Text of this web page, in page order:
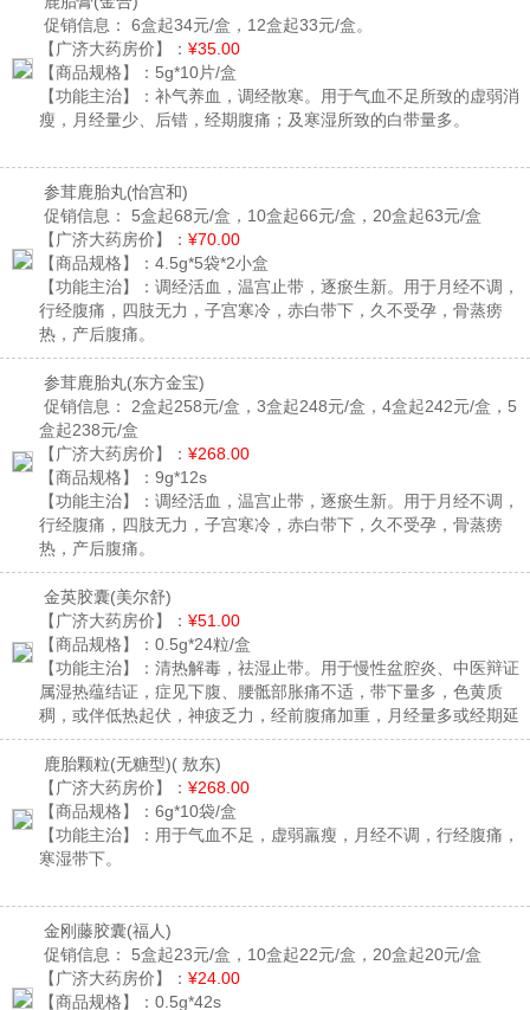
促销信息：
6盒起34元/盒，12盒起33元/盒。
【广济大药房价】： ¥35.00
【商品规格】： 5g*10片/盒
【功能主治】： 补气养血，调经散寒。用于气血不足所致的虚弱消
瘦，月经量少、后错，经期腹痛；及寒湿所致的白带量多。
参茸鹿胎丸(怡宫和)
促销信息：
5盒起68元/盒，10盒起66元/盒，20盒起63元/盒
【广济大药房价】： ¥70.00
【商品规格】： 4.5g*5袋*2小盒
【功能主治】： 调经活血，温宫止带，逐瘀生新。用于月经不调，
行经腹痛，四肢无力，子宫寒冷，赤白带下，久不受孕，骨蒸痨
热，产后腹痛。
参茸鹿胎丸(东方金宝)
促销信息：
2盒起258元/盒，3盒起248元/盒，4盒起242元/盒，5
盒起238元/盒
【广济大药房价】： ¥268.00
【商品规格】： 9g*12s
【功能主治】： 调经活血，温宫止带，逐瘀生新。用于月经不调，
行经腹痛，四肢无力，子宫寒冷，赤白带下，久不受孕，骨蒸痨
热，产后腹痛。
金英胶囊(美尔舒)
【广济大药房价】： ¥51.00
【商品规格】： 0.5g*24粒/盒
【功能主治】： 清热解毒，祛湿止带。用于慢性盆腔炎、中医辩证
属湿热蕴结证，症见下腹、腰骶部胀痛不适，带下量多，色黄质
稠，或伴低热起伏，神疲乏力，经前腹痛加重，月经量多或经期延
长，小便黄赤，舌苔黄腻。
鹿胎颗粒(无糖型)( 敖东)
【广济大药房价】： ¥268.00
【商品规格】： 6g*10袋/盒
【功能主治】： 用于气血不足，虚弱羸瘦，月经不调，行经腹痛，
寒湿带下。
金刚藤胶囊(福人)
促销信息：
5盒起23元/盒，10盒起22元/盒，20盒起20元/盒
【广济大药房价】： ¥24.00
【商品规格】： 0.5g*42s